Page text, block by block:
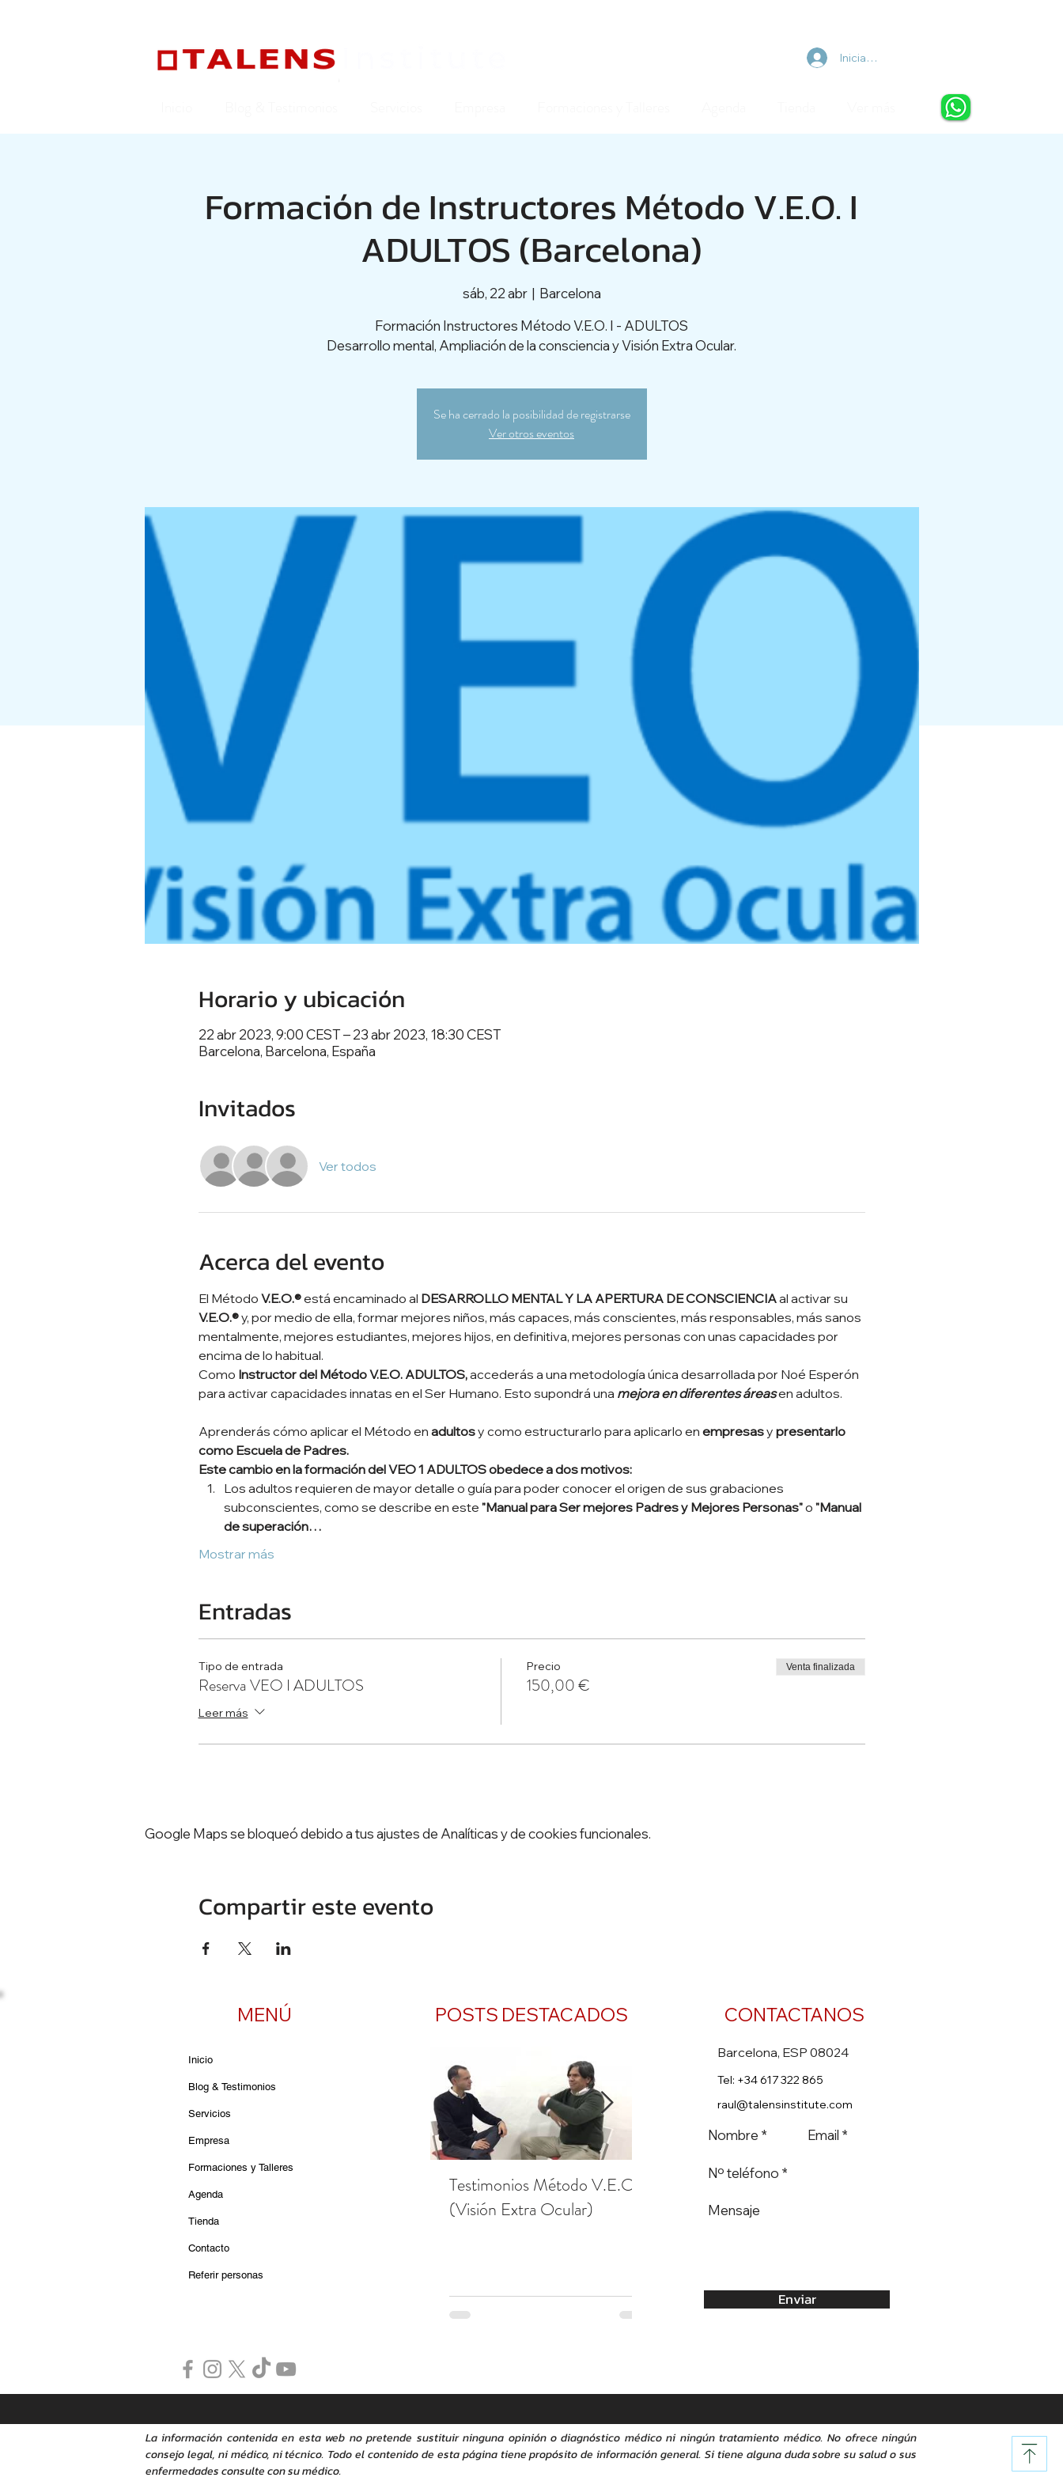
Iniciar sesión
Formación de Instructores Método V.E.O. I
ADULTOS (Barcelona)
sáb, 22 abr
  |
Barcelona
Formación Instructores Método V.E.O. I - ADULTOS
Desarrollo mental, Ampliación de la consciencia y Visión Extra Ocular.
Se ha cerrado la posibilidad de registrarse
Ver otros eventos
Horario y ubicación
22 abr 2023, 9:00 CEST – 23 abr 2023, 18:30 CEST
Barcelona, Barcelona, España
Invitados
Ver todos
Acerca del evento
El Método V.E.O.® está encaminado al DESARROLLO MENTAL Y LA APERTURA DE CONSCIENCIA al activar su
V.E.O.® y, por medio de ella, formar mejores niños, más capaces, más conscientes, más responsables, más sanos
mentalmente, mejores estudiantes, mejores hijos, en definitiva, mejores personas con unas capacidades por
encima de lo habitual.
Como Instructor del Método V.E.O. ADULTOS, accederás a una metodología única desarrollada por Noé Esperón
para activar capacidades innatas en el Ser Humano. Esto supondrá una mejora en diferentes áreas en adultos.
Aprenderás cómo aplicar el Método en adultos y como estructurarlo para aplicarlo en empresas y presentarlo
como Escuela de Padres.
Este cambio en la formación del VEO 1 ADULTOS obedece a dos motivos:
Los adultos requieren de mayor detalle o guía para poder conocer el origen de sus grabaciones
subconscientes, como se describe en este "Manual para Ser mejores Padres y Mejores Personas" o "Manual
de superación…
Mostrar más
Entradas
Tipo de entrada
Reserva VEO I ADULTOS
Leer más
Precio
150,00 €
Venta finalizada
Google Maps se bloqueó debido a tus ajustes de Analíticas y de cookies funcionales.
Compartir este evento
MENÚ
Inicio
Blog & Testimonios
Servicios
Empresa
Formaciones y Talleres
Agenda
Tienda
Contacto
Referir personas
POSTS DESTACADOS
Testimonios Método V.E.O.
(Visión Extra Ocular)
Testimonio Psicóloga Laura
Redonda sobre el Método
CONTACTANOS
Barcelona, ESP 08024
Tel: +34 617 322 865
raul@talensinstitute.com
Enviar
La información contenida en esta web no pretende sustituir ninguna opinión o diagnóstico médico ni ningún tratamiento médico. No ofrece ningún
consejo legal, ni médico, ni técnico. Todo el contenido de esta página tiene propósito de información general. Si tiene alguna duda sobre su salud o sus
enfermedades consulte con su médico.